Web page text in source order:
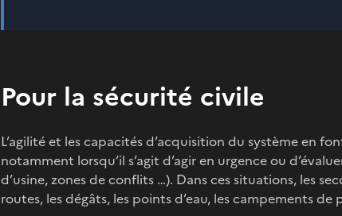
Pour la sécurité civile
L’agilité et les capacités d’acquisition du système en
notamment lorsqu’il s’agit d’agir en urgence ou
d’usine, zones de conflits …). Dans ces situations, les
routes, les dégâts, les points d’eau, les campements de